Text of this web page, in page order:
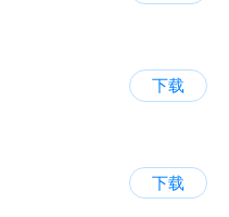
下载
下载